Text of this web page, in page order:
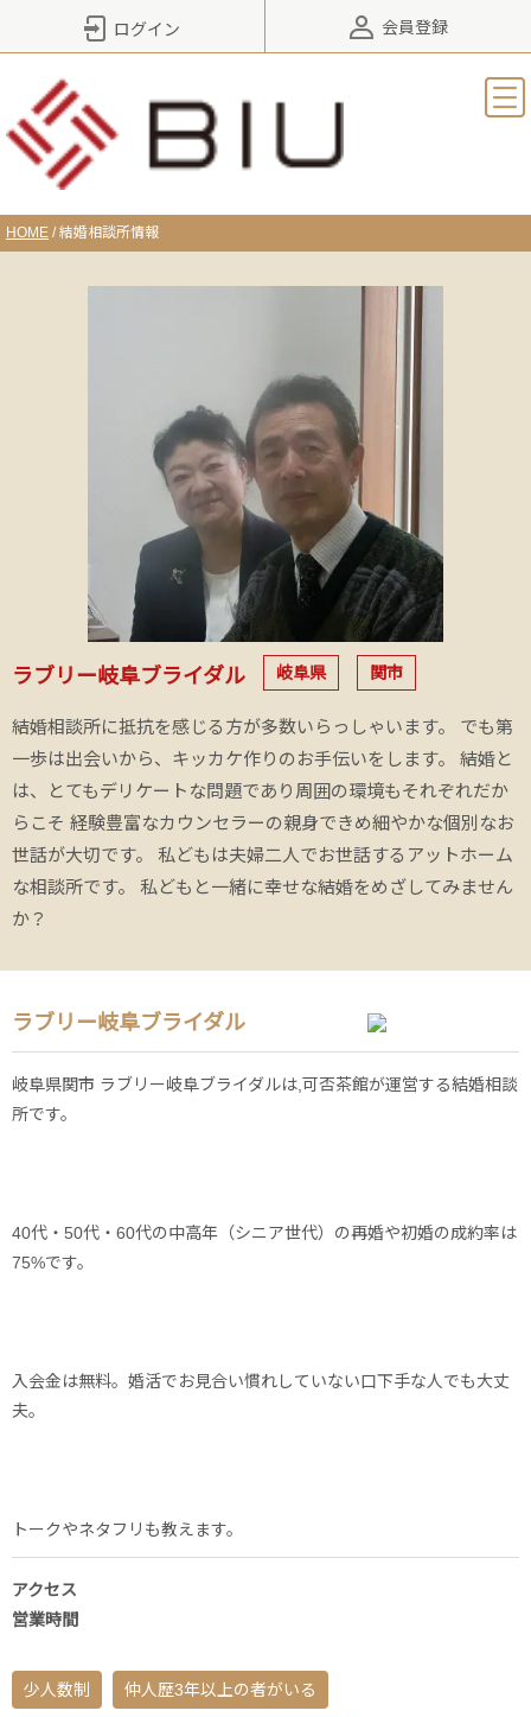
ログイン 会員登録
HOME /結婚相談所情報
ラブリー岐阜ブライダル 岐阜県 関市
結婚相談所に抵抗を感じる方が多数いらっしゃいます。 でも第
一歩は出会いから、キッカケ作りのお手伝いをします。 結婚と
は、とてもデリケートな問題であり周囲の環境もそれぞれだか
らこそ 経験豊富なカウンセラーの親身できめ細やかな個別なお
世話が大切です。 私どもは夫婦二人でお世話するアットホーム
な相談所です。 私どもと一緒に幸せな結婚をめざしてみません
か？
ラブリー岐阜ブライダル
岐阜県関市 ラブリー岐阜ブライダルは,可否茶館が運営する結婚相談
所です。
40代・50代・60代の中高年（シニア世代）の再婚や初婚の成約率は
75%です。
入会金は無料。婚活でお見合い慣れしていない口下手な人でも大丈
夫。
トークやネタフリも教えます。
アクセス
営業時間
少人数制 仲人歴3年以上の者がいる